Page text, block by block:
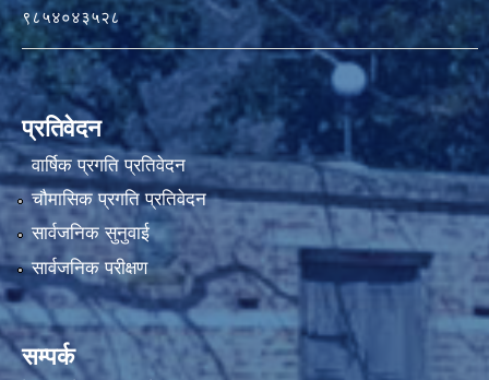
९८५४०४३५२८
प्रतिवेदन
वार्षिक प्रगति प्रतिवेदन
चौमासिक प्रगति प्रतिवेदन
सार्वजनिक सुनुवाई
सार्वजनिक परीक्षण
सम्पर्क